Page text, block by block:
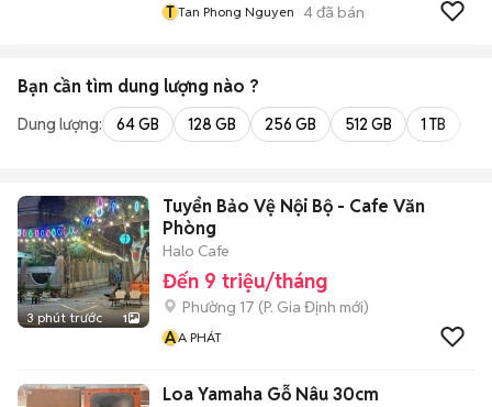
T Tan Phong Nguyen 4đã bán
Bạn cần tìm dung lượng nào ?
Dung lượng: 64 GB 128 GB 256 GB 512 GB 1 TB
3 phút trước 1
Tuyển Bảo Vệ Nội Bộ - Cafe Văn
Phòng
Halo Cafe
Đến 9 triệu/tháng
Phường 17 (P. Gia Định mới)
AA PHÁT
Loa Yamaha Gỗ Nâu 30cm